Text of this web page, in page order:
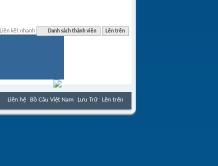
Liên kết nhanh Danh sách thành viên Lên trên
Liên hệ Bồ Câu Việt Nam Lưu Trữ Lên trên